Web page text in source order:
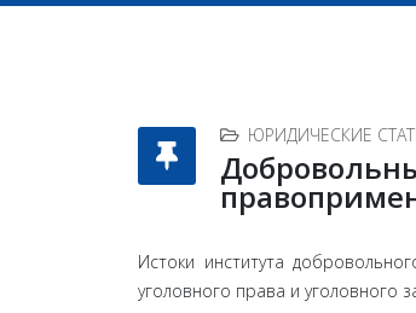
ЮРИДИЧЕСКИЕ
Истоки института
уголовного права и уголовного